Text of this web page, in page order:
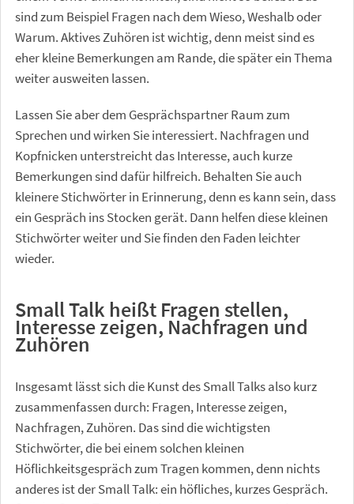
sind zum Beispiel Fragen nach dem Wieso, Weshalb oder
Warum. Aktives Zuhören ist wichtig, denn meist sind es
eher kleine Bemerkungen am Rande, die später ein Thema
weiter ausweiten lassen.
Lassen Sie aber dem Gesprächspartner Raum zum
Sprechen und wirken Sie interessiert. Nachfragen und
Kopfnicken unterstreicht das Interesse, auch kurze
Bemerkungen sind dafür hilfreich. Behalten Sie auch
kleinere Stichwörter in Erinnerung, denn es kann sein, dass
ein Gespräch ins Stocken gerät. Dann helfen diese kleinen
Stichwörter weiter und Sie finden den Faden leichter
wieder.
Small Talk heißt Fragen stellen,
Interesse zeigen, Nachfragen und
Zuhören
Insgesamt lässt sich die Kunst des Small Talks also kurz
zusammenfassen durch: Fragen, Interesse zeigen,
Nachfragen, Zuhören. Das sind die wichtigsten
Stichwörter, die bei einem solchen kleinen
Höflichkeitsgespräch zum Tragen kommen, denn nichts
anderes ist der Small Talk: ein höfliches, kurzes Gespräch.